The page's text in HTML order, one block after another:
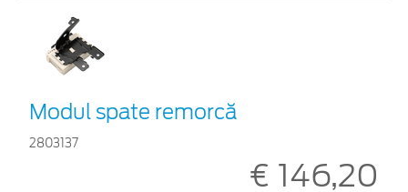
Modul spate remorcă
2803137
€ 146,20